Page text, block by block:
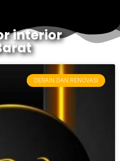
interior
DESAIN DAN RENOVASI